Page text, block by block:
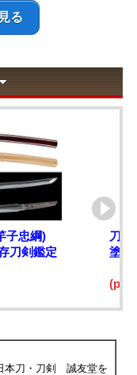
る
子忠綱)
刀剣鑑定
刀
塗鞘
本刀・刀剣 誠友堂を